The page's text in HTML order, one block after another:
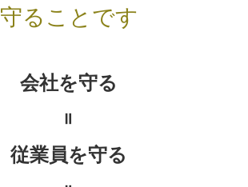
守ることです
会社を守る
＝
従業員を守る